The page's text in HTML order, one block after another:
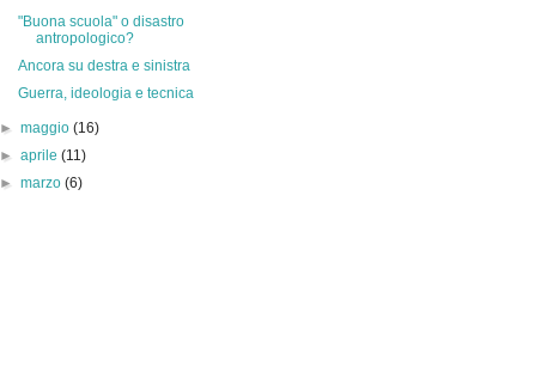
"Buona scuola" o disastro
antropologico?
Ancora su destra e sinistra
Guerra, ideologia e tecnica
►maggio(16)
►aprile(11)
►marzo(6)